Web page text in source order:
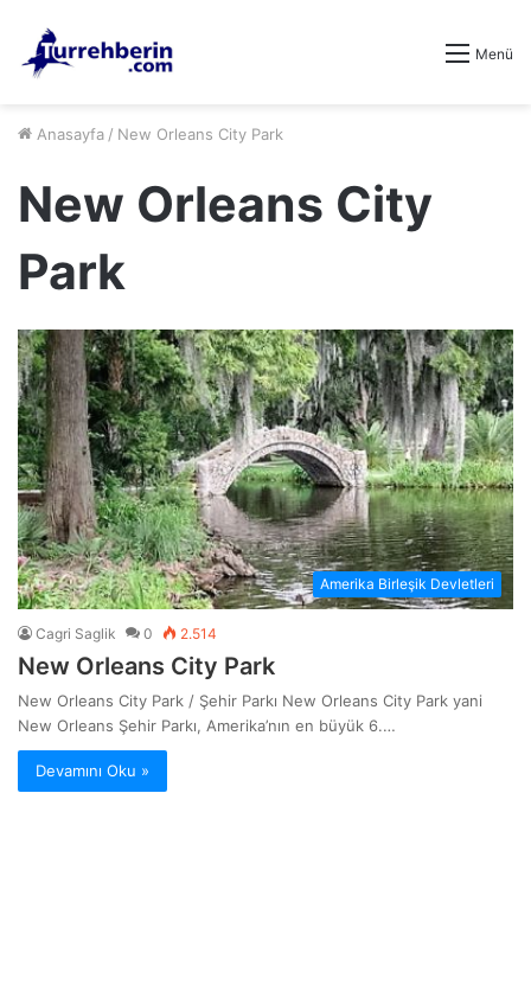
Menü
Anasayfa / New Orleans City Park
New Orleans City
Park
Amerika Birleşik Devletleri
Cagri Saglik 0 2.514
New Orleans City Park
New Orleans City Park / Şehir Parkı New Orleans City Park yani
New Orleans Şehir Parkı, Amerika’nın en büyük 6.…
Devamını Oku »